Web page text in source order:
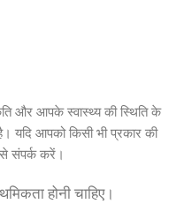
और आपके स्वास्थ्य की स्थिति के
यदि आपको किसी भी प्रकार की
संपर्क करें।
होनी चाहिए।